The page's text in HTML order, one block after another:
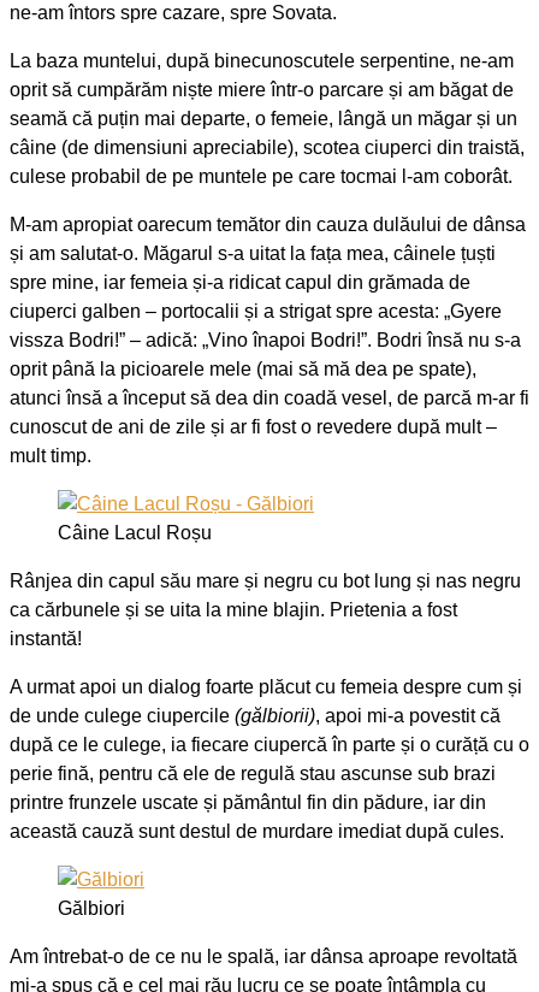
ne-am întors spre cazare, spre Sovata.
La baza muntelui, după binecunoscutele serpentine, ne-am
oprit să cumpărăm niște miere într-o parcare și am băgat de
seamă că puțin mai departe, o femeie, lângă un măgar și un
câine (de dimensiuni apreciabile), scotea ciuperci din traistă,
culese probabil de pe muntele pe care tocmai l-am coborât.
M-am apropiat oarecum temător din cauza dulăului de dânsa
și am salutat-o. Măgarul s-a uitat la fața mea, câinele țuști
spre mine, iar femeia și-a ridicat capul din grămada de
ciuperci galben – portocalii și a strigat spre acesta: „Gyere
vissza Bodri!” – adică: „Vino înapoi Bodri!”. Bodri însă nu s-a
oprit până la picioarele mele (mai să mă dea pe spate),
atunci însă a început să dea din coadă vesel, de parcă m-ar fi
cunoscut de ani de zile și ar fi fost o revedere după mult –
mult timp.
Câine Lacul Roșu
Rânjea din capul său mare și negru cu bot lung și nas negru
ca cărbunele și se uita la mine blajin. Prietenia a fost
instantă!
A urmat apoi un dialog foarte plăcut cu femeia despre cum și
de unde culege ciupercile (gălbiorii), apoi mi-a povestit că
după ce le culege, ia fiecare ciupercă în parte și o curăță cu o
perie fină, pentru că ele de regulă stau ascunse sub brazi
printre frunzele uscate și pământul fin din pădure, iar din
această cauză sunt destul de murdare imediat după cules.
Gălbiori
Am întrebat-o de ce nu le spală, iar dânsa aproape revoltată
mi-a spus că e cel mai rău lucru ce se poate întâmpla cu